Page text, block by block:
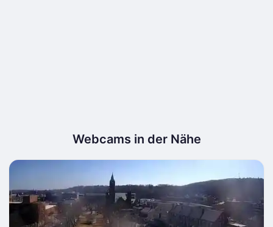
Webcams in der Nähe